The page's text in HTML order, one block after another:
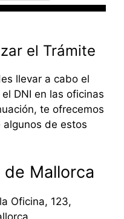
el Trámite
llevar a cabo el
DNI en las oficinas
te ofrecemos
de estos
de Mallorca
Oficina, 123,